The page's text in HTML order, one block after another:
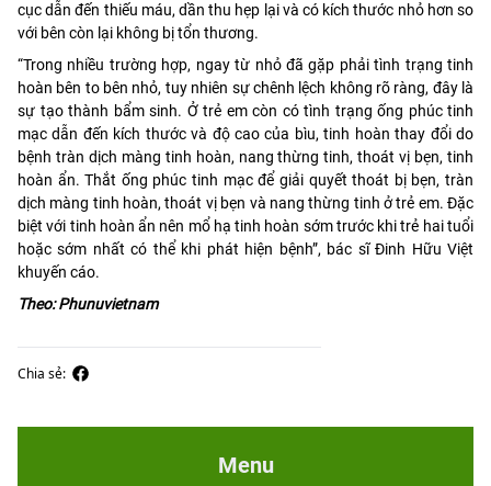
cục dẫn đến thiếu máu, dần thu hẹp lại và có kích thước nhỏ hơn so
với bên còn lại không bị tổn thương.
“Trong nhiều trường hợp, ngay từ nhỏ đã gặp phải tình trạng tinh
hoàn bên to bên nhỏ, tuy nhiên sự chênh lệch không rõ ràng, đây là
sự tạo thành bẩm sinh. Ở trẻ em còn có tình trạng ống phúc tinh
mạc dẫn đến kích thước và độ cao của bìu, tinh hoàn thay đổi do
bệnh tràn dịch màng tinh hoàn, nang thừng tinh, thoát vị bẹn, tinh
hoàn ẩn. Thắt ống phúc tinh mạc để giải quyết thoát bị bẹn, tràn
dịch màng tinh hoàn, thoát vị bẹn và nang thừng tinh ở trẻ em. Đặc
biệt với tinh hoàn ẩn nên mổ hạ tinh hoàn sớm trước khi trẻ hai tuổi
hoặc sớm nhất có thể khi phát hiện bệnh”, bác sĩ Đinh Hữu Việt
khuyến cáo.
Theo: Phunuvietnam
Chia sẻ:
Menu